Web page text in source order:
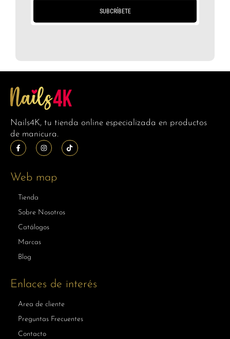
SUBCRÍBETE
Nails4K, tu tienda online especializada en productos
de manicura.
Web map
Tienda
Sobre Nosotros
Catálogos
Marcas
Blog
Enlaces de interés
Area de cliente
Preguntas Frecuentes
Contacto